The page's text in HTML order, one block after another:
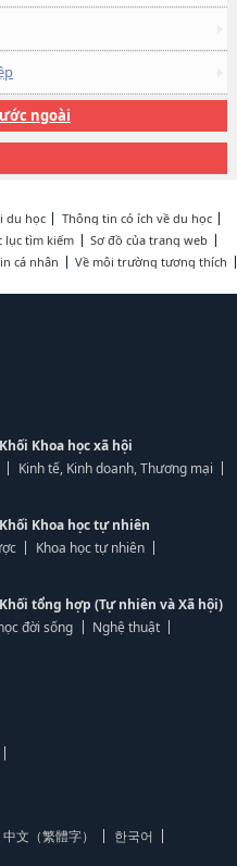
ngoài
du học
Thông tin có ích về du học
lục tìm kiếm
Sơ đồ của trang web
cá nhân Về môi trường tương thích
Khoa học xã hội
Kinh tế, Kinh doanh, Thương mại
Khoa học tự nhiên
Khoa học tự nhiên
tổng hợp (Tự nhiên và Xã hội)
đời sống
Nghệ thuật
中文（繁體字）
한국어